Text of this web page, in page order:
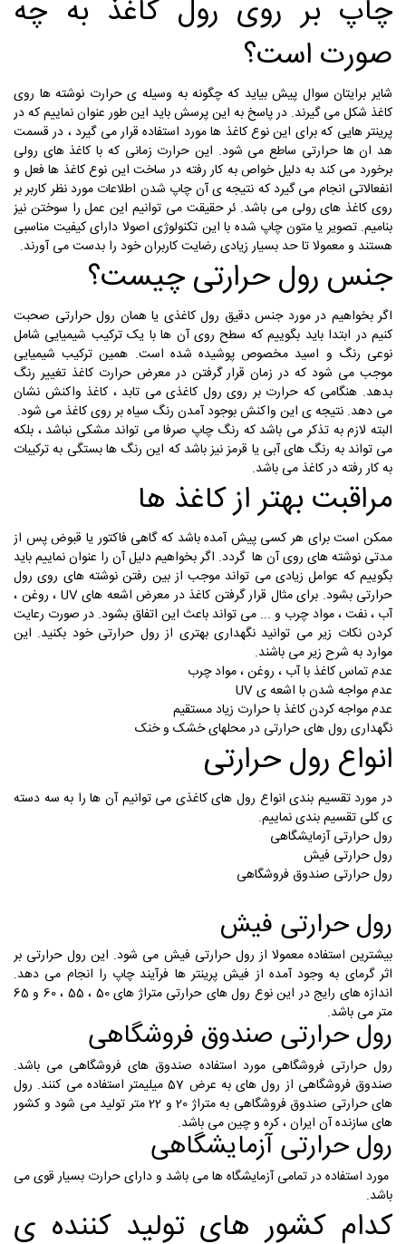
چاپ بر روی رول کاغذ به چه
صورت است؟
شایر برایتان سوال پیش بیاید که چگونه به وسیله ی حرارت نوشته ها روی
کاغذ شکل می گیرند. در پاسخ به این پرسش باید این طور عنوان نماییم که در
پرینتر هایی که برای این نوع کاغذ ها مورد استفاده قرار می گیرد ، در قسمت
هد ان ها حرارتی ساطع می شود. این حرارت زمانی که با کاغذ های رولی
برخورد می کند به دلیل خواص به کار رفته در ساخت این نوع کاغذ ها فعل و
انفعالاتی انجام می گیرد که نتیجه ی آن چاپ شدن اطلاعات مورد نظر کاربر بر
روی کاغذ های رولی می باشد. ئر حقیقت می توانیم این عمل را سوختن نیز
بنامیم. تصویر یا متون چاپ شده با این تکنولوژی اصولا دارای کیفیت مناسبی
هستند و معمولا تا حد بسیار زیادی رضایت کاربران خود را بدست می آورند.
جنس رول حرارتی چیست؟
اگر بخواهیم در مورد جنس دقیق رول کاغذی یا همان رول حرارتی صحبت
کنیم در ابتدا باید بگوییم که سطح روی آن ها با یک ترکیب شیمیایی شامل
نوعی رنگ و اسید مخصوص پوشیده شده است. همین ترکیب شیمیایی
موجب می شود که در زمان قرار گرفتن در معرض حرارت کاغذ تغییر رنگ
بدهد. هنگامی که حرارت بر روی رول کاغذی می تابد ، کاغذ واکنش نشان
می دهد. نتیجه ی این واکنش بوجود آمدن رنگ سیاه بر روی کاغذ می شود.
البته لازم به تذکر می باشد که رنگ چاپ صرفا می تواند مشکی نباشد ، بلکه
می تواند به رنگ های آبی یا قرمز نیز باشد که این رنگ ها بستگی به ترکیبات
به کار رفته در کاغذ می باشد.
مراقبت بهتر از کاغذ ها
ممکن است برای هر کسی پیش آمده باشد که گاهی فاکتور یا قبوض پس از
مدتی نوشته های روی آن ها گردد. اگر بخواهیم دلیل آن را عنوان نماییم باید
بگوییم که عوامل زیادی می تواند موجب از بین رفتن نوشته های روی رول
حرارتی بشود. برای مثال قرار گرفتن کاغذ در معرض اشعه های UV ، روغن ،
آب ، نفت ، مواد چرب و ... می تواند باعث این اتفاق بشود. در صورت رعایت
کردن نکات زیر می توانید نگهداری بهتری از رول حرارتی خود بکنید. این
موارد به شرح زیر می باشند.
عدم تماس کاغذ با آب ، روغن ، مواد چرب
عدم مواجه شدن با اشعه ی UV
عدم مواجه کردن کاغذ با حرارت زیاد مستقیم
نگهداری رول های حرارتی در محلهای خشک و خنک
انواع رول حرارتی
در مورد تقسیم بندی انواع رول های کاغذی می توانیم آن ها را به سه دسته
ی کلی تقسیم بندی نماییم.
رول حرارتی آزمایشگاهی
رول حرارتی فیش
رول حرارتی صندوق فروشگاهی
رول حرارتی فیش
بیشترین استفاده معمولا از رول حرارتی فیش می شود. این رول حرارتی بر
اثر گرمای به وجود آمده از فیش پرینتر ها فرآیند چاپ را انجام می دهد.
اندازه های رایج در این نوع رول های حرارتی متراژ های 50 ، 55 ، 60 و 65
متر می باشد.
رول حرارتی صندوق فروشگاهی
رول حرارتی فروشگاهی مورد استفاده صندوق های فروشگاهی می باشد.
صندوق فروشگاهی از رول های به عرض 57 میلیمتر استفاده می کنند. رول
های حرارتی صندوق فروشگاهی به متراژ 20 و 22 متر تولید می شود و کشور
های سازنده آن ایران ، کره و چین می باشد.
رول حرارتی آزمایشگاهی
مورد استفاده در تمامی آزمایشگاه ها می باشد و دارای حرارت بسیار قوی می
باشد.
کدام کشور های تولید کننده ی